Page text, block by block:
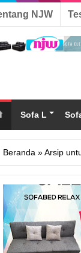
NJW
Sofa L
Beranda »Arsip